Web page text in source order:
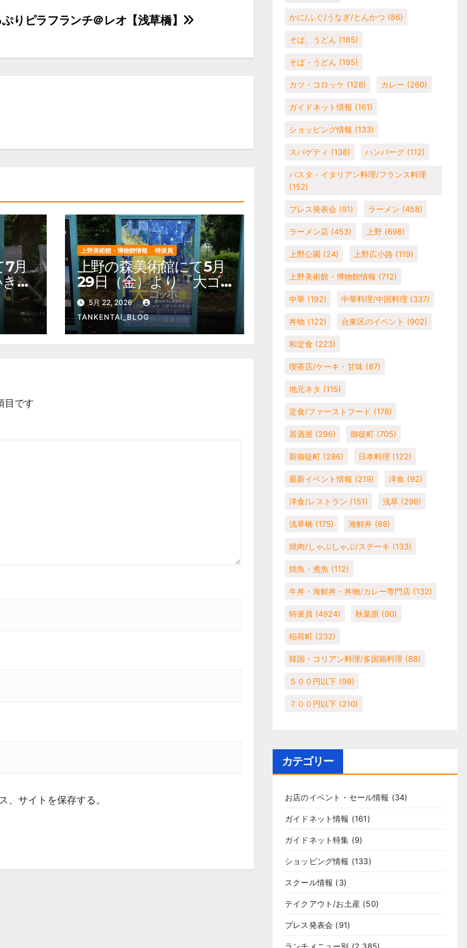
りピラフランチ＠レオ【浅草橋】
7月
きも
立科
が
野
上野美術館・博物館情報 特派員
上野の森美術館にて5月
29日（金）より『大ゴ
ッホ展 夜のカフェテ
ラス』を開催。 上野公
園 美術館・博物館 混
5月 22, 2026
TANKENTAI_BLOG
目です
サイトを保存する。
かに/ふぐ/うなぎ/とんかつ (86)
そば、うどん (185)
そば・うどん (195)
カツ・コロッケ (128) カレー (260)
ガイドネット情報 (161)
ショッピング情報 (133)
スパゲティ (138) ハンバーグ (112)
パスタ・イタリアン料理/フランス料理
(152)
プレス発表会 (91) ラーメン (458)
ラーメン店 (453) 上野 (698)
上野公園 (24) 上野広小路 (119)
上野美術館・博物館情報 (712)
中華 (192) 中華料理/中国料理 (337)
丼物 (122) 台東区のイベント (902)
和定食 (223)
喫茶店/ケーキ・甘味 (87)
地元ネタ (115)
定食/ファーストフード (178)
居酒屋 (296) 御徒町 (705)
新御徒町 (286) 日本料理 (122)
最新イベント情報 (219) 洋食 (92)
洋食/レストラン (151) 浅草 (298)
浅草橋 (175) 海鮮丼 (88)
焼肉/しゃぶしゃぶ/ステーキ (133)
焼魚・煮魚 (112)
牛丼・海鮮丼・丼物/カレー専門店 (132)
特派員 (4924) 秋葉原 (90)
稲荷町 (232)
韓国・コリアン料理/多国籍料理 (88)
５００円以下 (98)
７００円以下 (210)
カテゴリー
お店のイベント・セール情報 (34)
ガイドネット情報 (161)
ガイドネット特集 (9)
ショッピング情報 (133)
スクール情報 (3)
テイクアウト/お土産 (50)
プレス発表会 (91)